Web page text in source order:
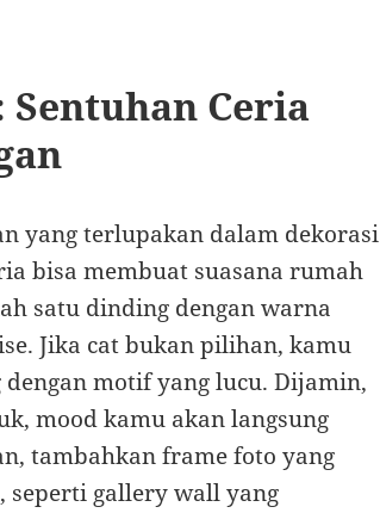
Ceria
yang terlupakan dalam dekorasi
bisa membuat suasana rumah
satu dinding dengan warna
Jika cat bukan pilihan, kamu
motif yang lucu. Dijamin,
mood kamu akan langsung
tambahkan frame foto yang
seperti gallery wall yang